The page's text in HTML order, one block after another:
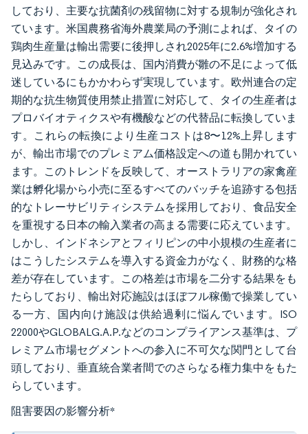
しており、主要な抗菌剤の残留物に対する規制が強化され
ています。米国農務省海外農業局の予測によれば、タイの
鶏肉生産量は輸出需要に後押しされ2025年に2.6%増加する
見込みです。この成長は、国内消費が雛の不足によって低
迷しているにもかかわらず実現しています。欧州連合の定
期的な抗生物質使用禁止措置に対応して、タイの生産者は
プロバイオティクスや有機酸などの代替品に転換していま
す。これらの転換により生産コストは8〜12%上昇します
が、輸出市場でのプレミアム価格設定への道も開かれてい
ます。このトレンドを反映して、オーストラリアの家禽産
業は孵化場から小売に至るすべてのバッチを追跡する包括
的なトレーサビリティシステムを採用しており、食品安全
を重視する日本の輸入業者の高まる需要に応えています。
しかし、インドネシアとフィリピンの中小規模の生産者に
はこうしたシステムを導入する資金力がなく、財務的な格
差が存在しています。この格差は市場を二分する結果をも
たらしており、輸出対応施設はほぼフル稼働で操業してい
る一方、国内向け施設は供給過剰に悩んでいます。ISO
22000やGLOBALG.A.P.などのコンプライアンス基準は、プ
レミアム市場セグメントへの参入に不可欠な関門として台
頭しており、垂直統合業者間でのさらなる権力集中をもた
らしています。
阻害要因の影響分析*